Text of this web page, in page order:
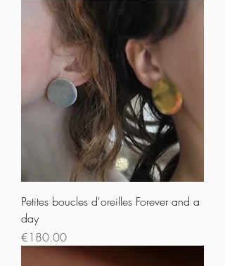
Petites boucles d'oreilles Forever and a
day
Prix
€180.00